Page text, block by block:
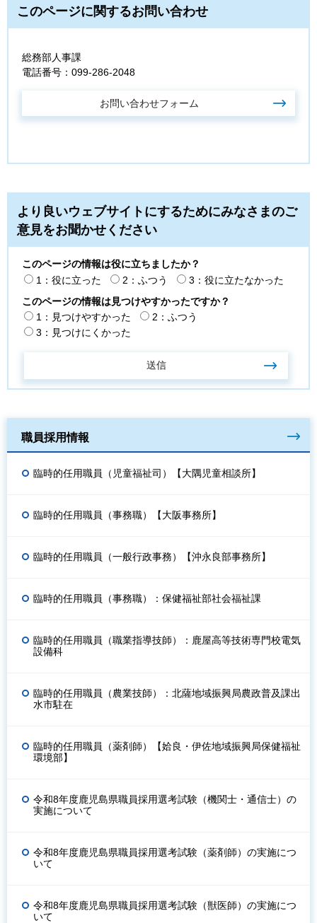
このページに関するお問い合わせ
総務部人事課
電話番号：099-286-2048
より良いウェブサイトにするためにみなさまのご
意見をお聞かせください
このページの情報は役に立ちましたか？
1：役に立った
2：ふつう
3：役に立たなかった
このページの情報は見つけやすかったですか？
1：見つけやすかった
2：ふつう
3：見つけにくかった
職員採用情報
臨時的任用職員（児童福祉司）【大隅児童相談所】
臨時的任用職員（事務職）【大阪事務所】
臨時的任用職員（一般行政事務）【沖永良部事務所】
臨時的任用職員（事務職）：保健福祉部社会福祉課
臨時的任用職員（職業指導技師）：鹿屋高等技術専門校電気
設備科
臨時的任用職員（農業技師）：北薩地域振興局農政普及課出
水市駐在
臨時的任用職員（薬剤師）【姶良・伊佐地域振興局保健福祉
環境部】
令和8年度鹿児島県職員採用選考試験（機関士・通信士）の
実施について
令和8年度鹿児島県職員採用選考試験（薬剤師）の実施につ
いて
令和8年度鹿児島県職員採用選考試験（獣医師）の実施につ
いて